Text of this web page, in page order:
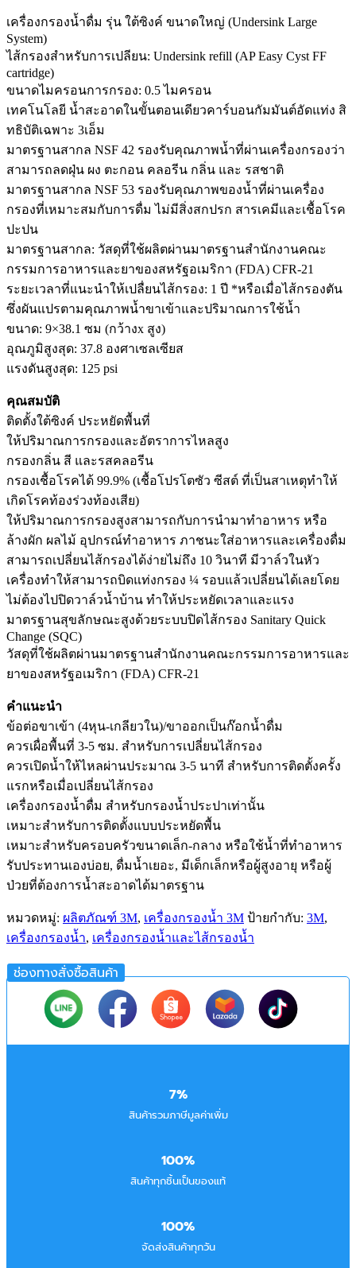
เครื่องกรองน้ำดื่ม รุ่น ใต้ซิงค์ ขนาดใหญ่ (Undersink Large
System)
ไส้กรองสำหรับการเปลียน: Undersink refill (AP Easy Cyst FF
cartridge)
ขนาดไมครอนการกรอง: 0.5 ไมครอน
เทคโนโลยี น้ำสะอาดในขั้นตอนเดียวคาร์บอนกัมมันต์อัดแท่ง สิ
ทธิบัติเฉพาะ 3เอ็ม
มาตรฐานสากล NSF 42 รองรับคุณภาพน้ำที่ผ่านเครื่องกรองว่า
สามารถลดฝุ่น ผง ตะกอน คลอรีน กลิ่น และ รสชาติ
มาตรฐานสากล NSF 53 รองรับคุณภาพของน้ำที่ผ่านเครื่อง
กรองที่เหมาะสมกับการดื่ม ไม่มีสิ่งสกปรก สารเคมีและเชื้อโรค
ปะปน
มาตรฐานสากล: วัสดุที่ใช้ผลิตผ่านมาตรฐานสำนักงานคณะ
กรรมการอาหารและยาของสหรัฐอเมริกา (FDA) CFR-21
ระยะเวลาที่แนะนำให้เปลื่ยนไส้กรอง: 1 ปี *หรือเมื่อไส้กรองตัน
ซึ่งผันแปรตามคุณภาพน้ำขาเข้าและปริมาณการใช้น้ำ
ขนาด: 9×38.1 ซม (กว้างx สูง)
อุณภูมิสูงสุด: 37.8 องศาเซลเซียส
แรงดันสูงสุด: 125 psi
คุณสมบัติ
ติดตั้งใต้ซิงค์ ประหยัดพื้นที่
ให้ปริมาณการกรองและอัตราการไหลสูง
กรองกลิ่น สี และรสคลอรีน
กรองเชื้อโรคได้ 99.9% (เชื้อโปรโตซัว ซีสต์ ที่เป็นสาเหตุทำให้
เกิดโรคท้องร่วงท้องเสีย)
ให้ปริมาณการกรองสูงสามารถกับการนำมาทำอาหาร หรือ
ล้างผัก ผลไม้ อุปกรณ์ทำอาหาร ภาชนะใส่อาหารและเครื่องดื่ม
สามารถเปลี่ยนไส้กรองได้ง่ายไม่ถึง 10 วินาที มีวาล์วในหัว
เครื่องทำให้สามารถบิดแท่งกรอง ¼ รอบแล้วเปลี่ยนได้เลยโดย
ไม่ต้องไปปิดวาล์วน้ำบ้าน ทำให้ประหยัดเวลาและแรง
มาตรฐานสุขลักษณะสูงด้วยระบบปิดไส้กรอง Sanitary Quick
Change (SQC)
วัสดุที่ใช้ผลิตผ่านมาตรฐานสำนักงานคณะกรรมการอาหารและ
ยาของสหรัฐอเมริกา (FDA) CFR-21
คำแนะนำ
ข้อต่อขาเข้า (4หุน-เกลียวใน)/ขาออกเป็นก๊อกน้ำดื่ม
ควรเผื่อพื้นที่ 3-5 ซม. สำหรับการเปลี่ยนไส้กรอง
ควรเปิดน้ำให้ไหลผ่านประมาณ 3-5 นาที สำหรับการติดตั้งครั้ง
แรกหรือเมื่อเปลี่ยนไส้กรอง
เครื่องกรองน้ำดื่ม สำหรับกรองน้ำประปาเท่านั้น
เหมาะสำหรับการติดตั้งแบบประหยัดพื้น
เหมาะสำหรับครอบครัวขนาดเล็ก-กลาง หรือใช้น้ำที่ทำอาหาร
รับประทานเองบ่อย, ดื่มน้ำเยอะ, มีเด็กเล็กหรือผู้สูงอายุ หรือผู้
ป่วยที่ต้องการน้ำสะอาดได้มาตรฐาน
หมวดหมู่: ผลิตภัณฑ์ 3M, เครื่องกรองน้ำ 3M ป้ายกำกับ: 3M,
เครื่องกรองน้ำ, เครื่องกรองน้ำและไส้กรองน้ำ
ช่องทางสั่งซื้อสินค้า
7%
สินค้ารวมภาษีมูลค่าเพิ่ม
100%
สินค้าทุกชิ้นเป็นของแท้
100%
จัดส่งสินค้าทุกวัน